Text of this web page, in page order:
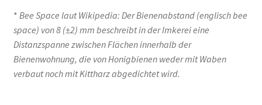
c
k
e
l
* Bee Space laut Wikipedia: Der Bienenabstand (englisch bee
space) von 8 (±2) mm beschreibt in der Imkerei eine
Distanzspanne zwischen Flächen innerhalb der
Bienenwohnung, die von Honigbienen weder mit Waben
verbaut noch mit Kittharz abgedichtet wird.